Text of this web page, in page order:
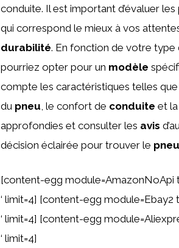
conduite. Il est important d’évaluer les
qui correspond le mieux à vos
durabilité. En fonction de votre type
pourriez opter pour un modèle
compte les caractéristiques telles
du pneu , le confort de conduite et
approfondies et consulter les avis
décision éclairée pour trouver le pneu
[content-egg module=AmazonNoApi
‘ limit=4] [content-egg
‘ limit=4] [content-egg
‘ limit=4]